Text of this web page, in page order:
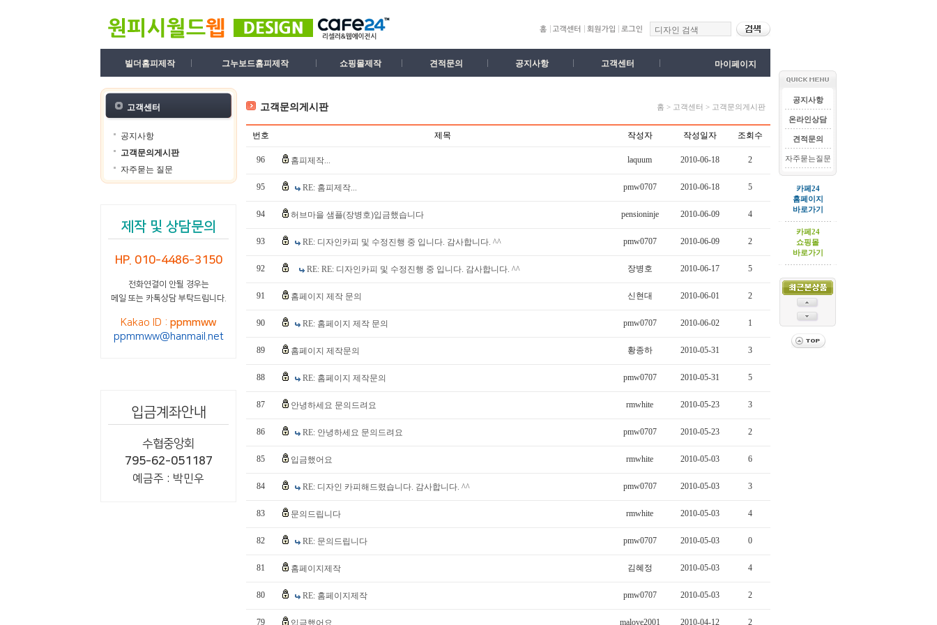
빌더홈피제작 그누보드홈피제작 쇼핑몰제작 견적문의 공지사항 고객센터 마이페이지
고객센터
공지사항
고객문의게시판
자주묻는 질문
제작 및 상담문의
HP. 010-4486-3150
전화연결이 안될 경우는
메일 또는 카톡상담 부탁드립니다.
Kakao ID :ppmmww
ppmmww@hanmail.net
입금계좌안내
수협중앙회
795-62-051187
예금주 : 박민우
고객문의게시판 홈 > 고객센터 > 고객문의게시판
번호 제목 작성자 작성일자 조회수
96 홈피제작... laquum 2010-06-18 2
95 RE: 홈피제작... pmw0707 2010-06-18 5
94 허브마을 샘플(장병호)입금했습니다 pensioninje 2010-06-09 4
93 RE: 디자인카피 및 수정진행 중 입니다. 감사합니다. ^^ pmw0707 2010-06-09 2
92 RE: RE: 디자인카피 및 수정진행 중 입니다. 감사합니다. ^^ 장병호 2010-06-17 5
91 홈페이지 제작 문의 신현대 2010-06-01 2
90 RE: 홈페이지 제작 문의 pmw0707 2010-06-02 1
89 홈페이지 제작문의 황종하 2010-05-31 3
88 RE: 홈페이지 제작문의 pmw0707 2010-05-31 5
87 안녕하세요 문의드려요 rmwhite 2010-05-23 3
86 RE: 안녕하세요 문의드려요 pmw0707 2010-05-23 2
85 입금했어요 rmwhite 2010-05-03 6
84 RE: 디자인 카피해드렸습니다. 감사합니다. ^^ pmw0707 2010-05-03 3
83 문의드립니다 rmwhite 2010-05-03 4
82 RE: 문의드립니다 pmw0707 2010-05-03 0
81 홈페이지제작 김혜정 2010-05-03 4
80 RE: 홈페이지제작 pmw0707 2010-05-03 2
79 입금했어요 malove2001 2010-04-12 2
공지사항
온라인상담
견적문의
자주묻는질문
카페24
홈페이지
바로가기
카페24
쇼핑몰
바로가기